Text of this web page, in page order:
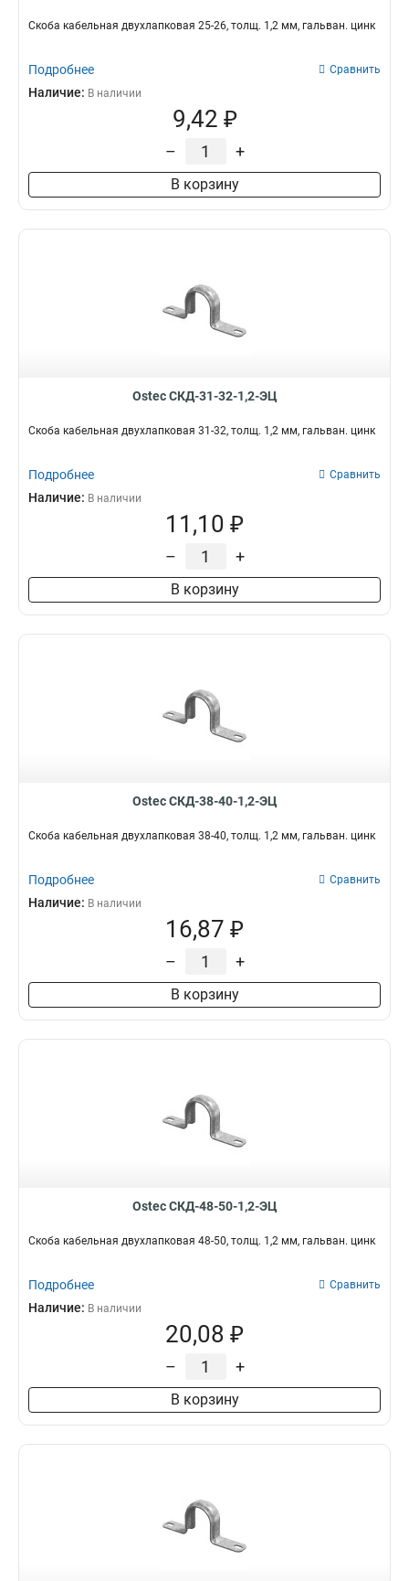
Скоба кабельная двухлапковая 25-26, толщ. 1,2 мм, гальван. цинк
Подробнее Сравнить
Наличие: В наличии
9,42 ₽
– +
В корзину
Ostec СКД-31-32-1,2-ЭЦ
Скоба кабельная двухлапковая 31-32, толщ. 1,2 мм, гальван. цинк
Подробнее Сравнить
Наличие: В наличии
11,10 ₽
– +
В корзину
Ostec СКД-38-40-1,2-ЭЦ
Скоба кабельная двухлапковая 38-40, толщ. 1,2 мм, гальван. цинк
Подробнее Сравнить
Наличие: В наличии
16,87 ₽
– +
В корзину
Ostec СКД-48-50-1,2-ЭЦ
Скоба кабельная двухлапковая 48-50, толщ. 1,2 мм, гальван. цинк
Подробнее Сравнить
Наличие: В наличии
20,08 ₽
– +
В корзину